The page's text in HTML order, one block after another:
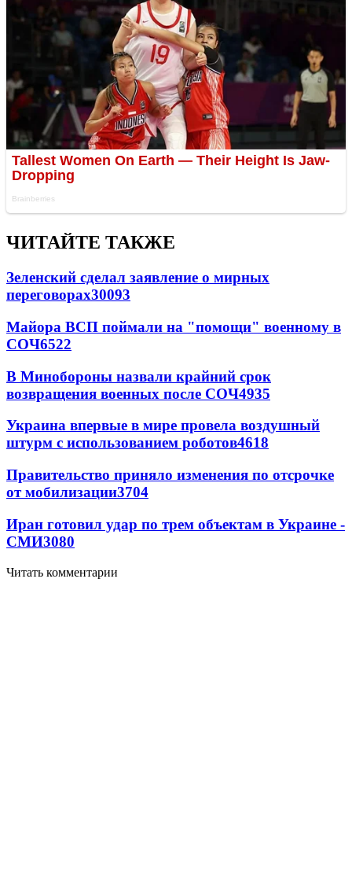
ЧИТАЙТЕ ТАКЖЕ
Зеленский сделал заявление о мирных
переговорах30093
Майора ВСП поймали на "помощи" военному в
СОЧ6522
В Минобороны назвали крайний срок
возвращения военных после СОЧ4935
Украина впервые в мире провела воздушный
штурм с использованием роботов4618
Правительство приняло изменения по отсрочке
от мобилизации3704
Иран готовил удар по трем объектам в Украине -
СМИ3080
Читать комментарии